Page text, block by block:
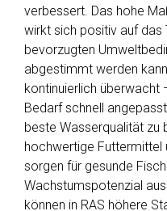
verbessert. Das hohe
wirkt sich positiv auf das
bevorzugten
abgestimmt werden
kontinuierlich überwacht
Bedarf schnell
beste Wasserqualität zu
hochwertige Futtermittel
sorgen für gesunde
Wachstumspotenzial
können in RAS höhere